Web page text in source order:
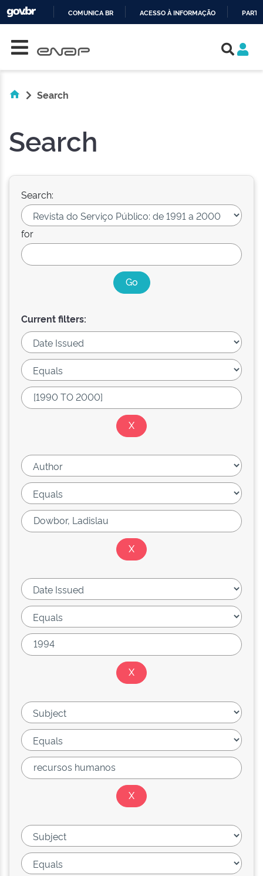
COMUNICA BR ACESSO À INFORMAÇÃO
Search
Search
Search:
for
Current filters: